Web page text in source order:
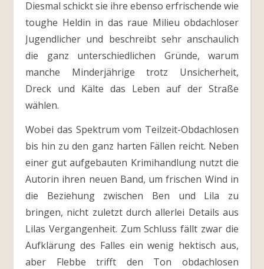
Diesmal schickt sie ihre ebenso erfrischende wie
toughe Heldin in das raue Milieu obdachloser
Jugendlicher und beschreibt sehr anschaulich
die ganz unterschiedlichen Gründe, warum
manche Minderjährige trotz Unsicherheit,
Dreck und Kälte das Leben auf der Straße
wählen.
Wobei das Spektrum vom Teilzeit-Obdachlosen
bis hin zu den ganz harten Fällen reicht. Neben
einer gut aufgebauten Krimihandlung nutzt die
Autorin ihren neuen Band, um frischen Wind in
die Beziehung zwischen Ben und Lila zu
bringen, nicht zuletzt durch allerlei Details aus
Lilas Vergangenheit. Zum Schluss fällt zwar die
Aufklärung des Falles ein wenig hektisch aus,
aber Flebbe trifft den Ton obdachlosen